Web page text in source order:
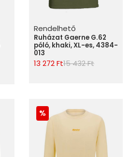
Rendelhető
Ruházat Gaerne G.62
póló, khaki, XL-es, 4384-
013
13 272 Ft15 432 Ft